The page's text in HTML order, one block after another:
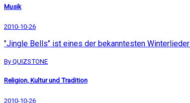
Musik
2010-10-26
"Jingle Bells" ist eines der bekanntesten
By QUIZSTONE
Religion, Kultur und Tradition
2010-10-26